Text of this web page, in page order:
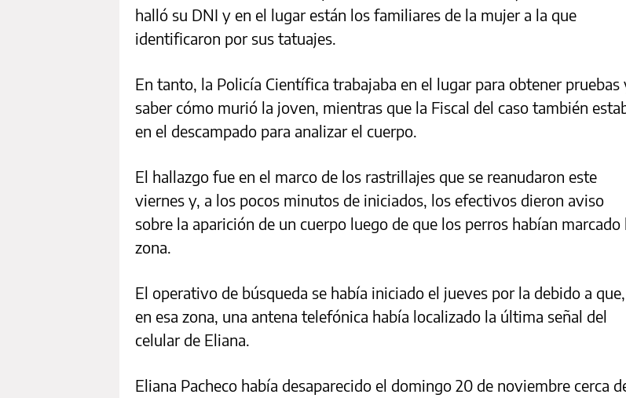
halló su DNI y en el lugar están los familiares de la mujer a la que
identificaron por sus tatuajes.
En tanto, la Policía Científica trabajaba en el lugar para obtener pruebas
saber cómo murió la joven, mientras que la Fiscal del caso también
en el descampado para analizar el cuerpo.
El hallazgo fue en el marco de los rastrillajes que se reanudaron este
viernes y, a los pocos minutos de iniciados, los efectivos dieron aviso
sobre la aparición de un cuerpo luego de que los perros habían marcado
zona.
El operativo de búsqueda se había iniciado el jueves por la debido a que,
en esa zona, una antena telefónica había localizado la última señal del
celular de Eliana.
Eliana Pacheco había desaparecido el domingo 20 de noviembre cerca